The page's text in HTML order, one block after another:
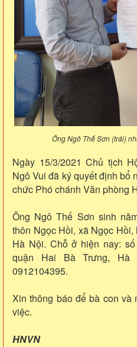
Ông Ngô Thế Sơn (trái)
Ngày 15/3/2021 Chủ tịch
Ngô Vui đã ký quyết định bổ
chức Phó chánh Văn phòng
Ông Ngô Thế Sơn sinh
thôn Ngọc Hồi, xã Ngọc
Hà Nội. Chỗ ở hiện nay:
quận Hai Bà Trưng,
0912104395.
Xin thông báo để bà con
việc.
HNVN